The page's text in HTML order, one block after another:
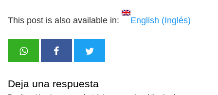
This post is also available in: English (Inglés)
Deja una respuesta